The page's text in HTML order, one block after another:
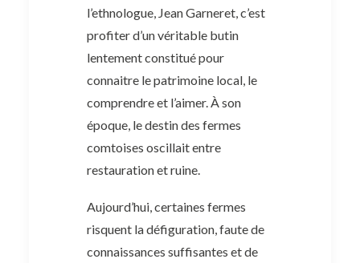
l’ethnologue, Jean Garneret, c’est
profiter d’un véritable butin
lentement constitué pour
connaitre le patrimoine local, le
comprendre et l’aimer. À son
époque, le destin des fermes
comtoises oscillait entre
restauration et ruine.
Aujourd’hui, certaines fermes
risquent la défiguration, faute de
connaissances suffisantes et de